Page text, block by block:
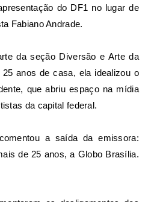
do DF1 no lugar de
Fabiano Andrade.
da seção Diversão e Arte da
anos de casa, ela idealizou o
que abriu espaço na mídia
da capital federal.
a saída da emissora:
de 25 anos, a Globo Brasília.